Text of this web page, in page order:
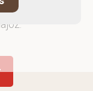
mujer